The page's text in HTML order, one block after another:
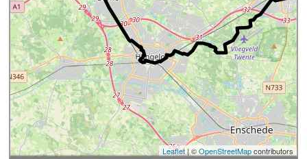
Leaflet| ©OpenStreetMapcontributors